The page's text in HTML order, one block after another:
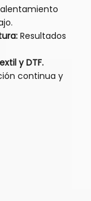
Resultados
y DTF.
continua y